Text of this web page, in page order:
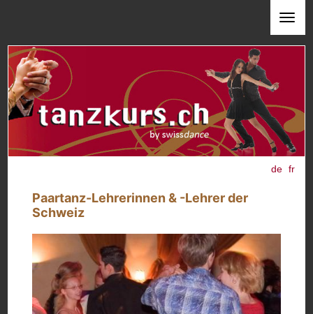
de fr
Paartanz-Lehrerinnen & -Lehrer der
Schweiz